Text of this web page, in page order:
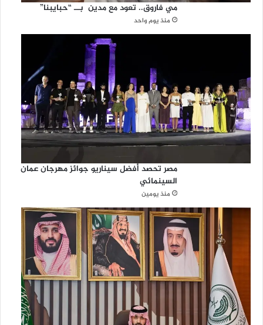
مي فاروق.. تعود مع مدين بــ “حبايبنا”
منذ يوم واحد
مصر تحصد أفضل سيناريو جوائز مهرجان عمان
السينمائي
منذ يومين